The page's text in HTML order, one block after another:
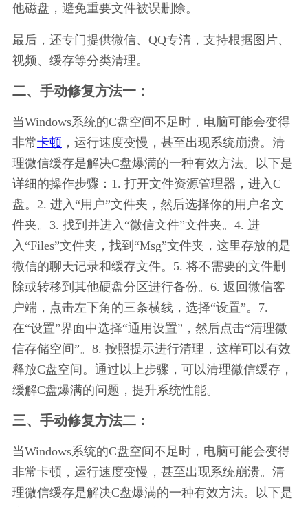
他磁盘，避免重要文件被误删除。
最后，还专门提供微信、QQ专清，支持根据图片、
视频、缓存等分类清理。
二、手动修复方法一：
当Windows系统的C盘空间不足时，电脑可能会变得
非常卡顿 ，运行速度变慢，甚至出现系统崩溃。清
理微信缓存是解决C盘爆满的一种有效方法。以下是
详细的操作步骤：1. 打开文件资源管理器，进入C
盘。2. 进入“用户”文件夹，然后选择你的用户名文
件夹。3. 找到并进入“微信文件”文件夹。4. 进
入“Files”文件夹，找到“Msg”文件夹，这里存放的是
微信的聊天记录和缓存文件。5. 将不需要的文件删
除或转移到其他硬盘分区进行备份。6. 返回微信客
户端，点击左下角的三条横线，选择“设置”。7.
在“设置”界面中选择“通用设置”，然后点击“清理微
信存储空间”。8. 按照提示进行清理，这样可以有效
释放C盘空间。通过以上步骤，可以清理微信缓存，
缓解C盘爆满的问题，提升系统性能。
三、手动修复方法二：
当Windows系统的C盘空间不足时，电脑可能会变得
非常卡顿，运行速度变慢，甚至出现系统崩溃。清
理微信缓存是解决C盘爆满的一种有效方法。以下是